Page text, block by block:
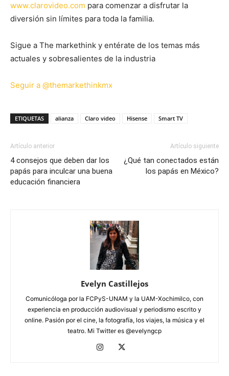
www.clarovideo.com para comenzar a disfrutar la
diversión sin límites para toda la familia.
Sigue a The markethink y entérate de los temas más
actuales y sobresalientes de la industria
Seguir a @themarkethinkmx
ETIQUETAS alianza Claro video Hisense Smart TV
Artículo anterior
4 consejos que deben dar los
papás para inculcar una buena
educación financiera
Artículo siguiente
¿Qué tan conectados están
los papás en México?
Evelyn Castillejos
Comunicóloga por la FCPyS-UNAM y la UAM-Xochimilco, con
experiencia en producción audiovisual y periodismo escrito y
online. Pasión por el cine, la fotografía, los viajes, la música y el
teatro. Mi Twitter es @evelyngcp